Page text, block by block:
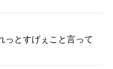
っとすげぇこと言って